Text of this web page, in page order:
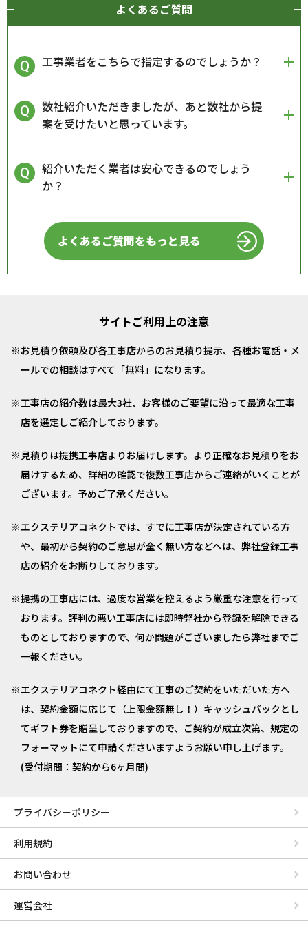
よくあるご質問
工事業者をこちらで指定するのでしょうか？
数社紹介いただきましたが、あと数社から提
案を受けたいと思っています。
紹介いただく業者は安心できるのでしょう
か？
よくあるご質問をもっと見る
サイトご利用上の注意
お見積り依頼及び各工事店からのお見積り提示、各種お電話・メ
ールでの相談はすべて「無料」になります。
工事店の紹介数は最大3社、お客様のご要望に沿って最適な工事
店を選定しご紹介しております。
見積りは提携工事店よりお届けします。より正確なお見積りをお
届けするため、詳細の確認で複数工事店からご連絡がいくことが
ございます。予めご了承ください。
エクステリアコネクトでは、すでに工事店が決定されている方
や、最初から契約のご意思が全く無い方などへは、弊社登録工事
店の紹介をお断りしております。
提携の工事店には、過度な営業を控えるよう厳重な注意を行って
おります。評判の悪い工事店には即時弊社から登録を解除できる
ものとしておりますので、何か問題がございましたら弊社までご
一報ください。
エクステリアコネクト経由にて工事のご契約をいただいた方へ
は、契約金額に応じて（上限金額無し！）キャッシュバックとし
てギフト券を贈呈しておりますので、ご契約が成立次第、規定の
フォーマットにて申請くださいますようお願い申し上げます。
(受付期間：契約から6ヶ月間)
プライバシーポリシー
利用規約
お問い合わせ
運営会社